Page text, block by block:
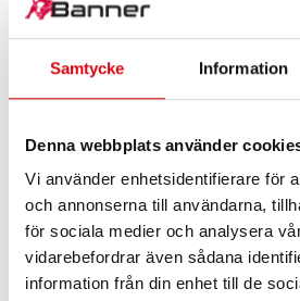
Samtycke Information
Denna webbplats använder
Vi använder enhetsidentifierare för
och annonserna till användarna,
för sociala medier och analysera
vidarebefordrar även sådana
information från din enhet till de
Buffalo Bull SLI
610 11
Den populäraste modellen i
Reservdelar i originalkvalitet (OE)!